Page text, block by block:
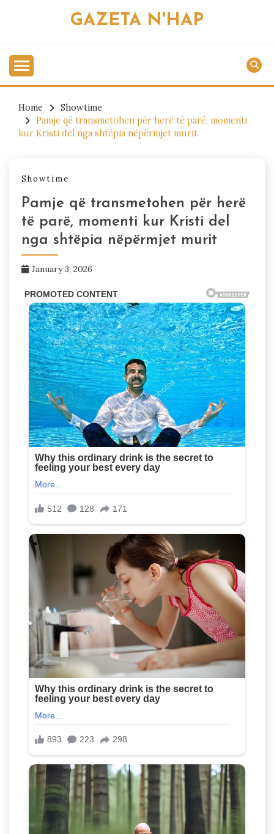
GAZETA N'HAP
Home
Showtime
Pamje që transmetohen për herë të parë, momenti
kur Kristi del nga shtëpia nëpërmjet murit
Showtime
Pamje që transmetohen për herë
të parë, momenti kur Kristi del
nga shtëpia nëpërmjet murit
January 3, 2026